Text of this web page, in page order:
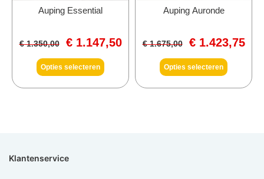
Auping Essential
€1.350,00 €1.147,50
Opties selecteren
Auping Auronde
€1.675,00 €1.423,75
Opties selecteren
Klantenservice